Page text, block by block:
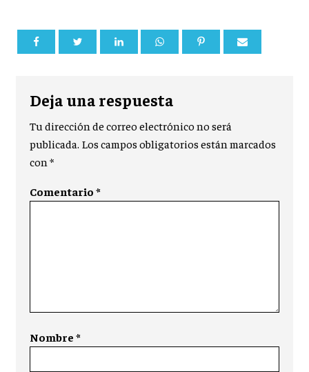
Deja una respuesta
Tu dirección de correo electrónico no será
publicada. Los campos obligatorios están marcados
con*
Comentario*
Nombre*